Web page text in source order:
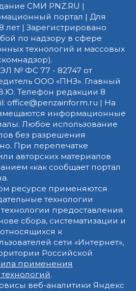
СМИ PNZ.RU |
портал | Для
лет | Зарегистрировано
по надзору в сфере
технологий и массовых
ЭЛ № ФС 77 - 82747 от
ООО «ПНЗ». Главный
Телефон редакции 8
office@penzainform.ru | На
информационные
Любое использование
без разрешения
При перепечатке
авторских материалов
«как сообщает портал
ресурсе применяются
технологии
предоставления
сбора, систематизации и
к
сети «Интернет»,
Российской
применения
.
веб-аналитики Яндекс